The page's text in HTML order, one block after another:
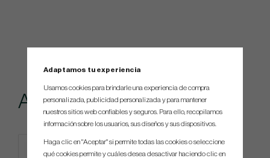
Accesorios recomendados
Adaptamos tu experiencia
Usamos cookies para brindarle una experiencia de compra
personalizada, publicidad personalizada y para mantener
nuestros sitios web confiables y seguros. Para ello, recopilamos
información sobre los usuarios, sus diseños y sus dispositivos.
Haga clic en "Aceptar" si permite todas las cookies o seleccione
qué cookies permite y cuáles desea desactivar haciendo clic en